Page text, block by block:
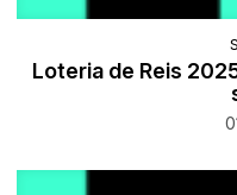
Loteria de Reis